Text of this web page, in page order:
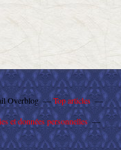
Overblog
Top articles
et données personnelles